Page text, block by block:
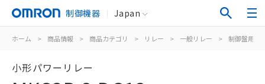
制御機器 Japan
ホーム > 商品情報 > 商品カテゴリ > リレー > 一般リレー > 制御盤用
小形パワーリレー